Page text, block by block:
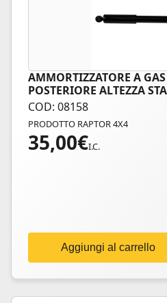
AMMORTIZZATORE A
POSTERIORE ALTEZZA
JIMNY
COD: 08158
PRODOTTO RAPTOR 4X4
35,00€I.C.
Aggiungi al carrello